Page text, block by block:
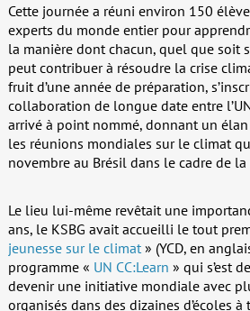
Cette journée a réuni environ 150
experts du monde entier pour
la manière dont chacun, quel que soit
peut contribuer à résoudre la crise
fruit d’une année de préparation,
collaboration de longue date entre
arrivé à point nommé, donnant un
les réunions mondiales sur le climat
novembre au Brésil dans le cadre de la
Le lieu lui-même revêtait une
ans, le KSBG avait accueilli le tout
jeunesse sur le climat» (YCD, en
programme « UN CC:Learn » qui s’est
devenir une initiative mondiale avec
organisés dans des dizaines d’écoles